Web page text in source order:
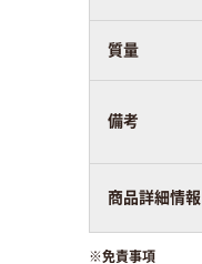
質量
備考
商品詳細情報
※免責事項